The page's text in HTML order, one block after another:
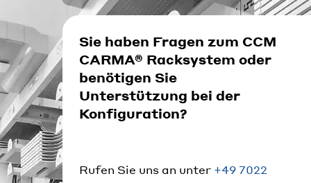
Sie haben Fragen zum CCM
CARMA® Racksystem oder
benötigen Sie
Unterstützung bei der
Konfiguration?
Rufen Sie uns an unter +49 7022